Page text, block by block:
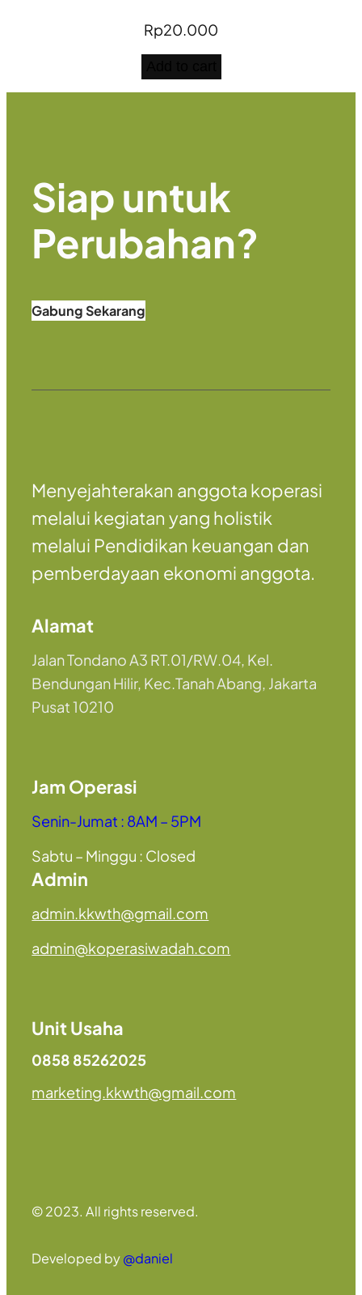
Rp20.000
Siap untuk
Perubahan?
Gabung Sekarang
Menyejahterakan anggota koperasi
melalui kegiatan yang holistik
melalui Pendidikan keuangan dan
pemberdayaan ekonomi anggota.
Alamat
Jalan Tondano A3 RT.01/RW.04, Kel.
Bendungan Hilir, Kec.Tanah Abang, Jakarta
Pusat 10210
Jam Operasi
Senin-Jumat : 8AM – 5PM
Sabtu – Minggu : Closed
Admin
admin.kkwth@gmail.com
admin@koperasiwadah.com
Unit Usaha
0858 85262025
marketing.kkwth@gmail.com
© 2023. All rights reserved.
Developed by@daniel